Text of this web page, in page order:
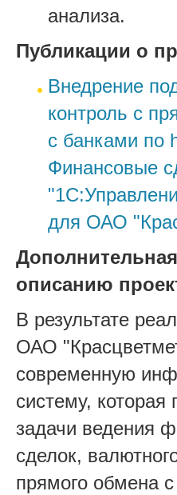
анализа.
Публикации о
Внедрение
контроль с
с банками по
Финансовые
для ОАО
описанию
В результате
ОАО
современную
систему,
задачи ведения
сделок,
прямого обмена